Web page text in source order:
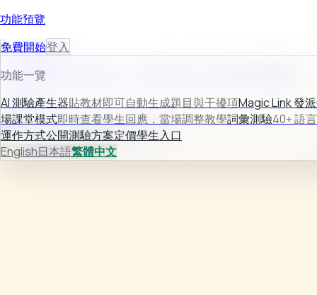
功能預覽
AI 測驗產生器
輸入教材後自動生成題目、選項與解析，快速完成可用測驗。
了解更多 →
運作方式公開測驗方案定價學生入口
登入免費開始
免費開始登入
功能一覽
AI 測驗產生器貼教材即可自動生成題目與干擾項Magic Link 發派
場課堂模式即時查看學生回應，當場調整教學詞彙測驗40+ 語
運作方式公開測驗方案定價學生入口
English日本語繁體中文